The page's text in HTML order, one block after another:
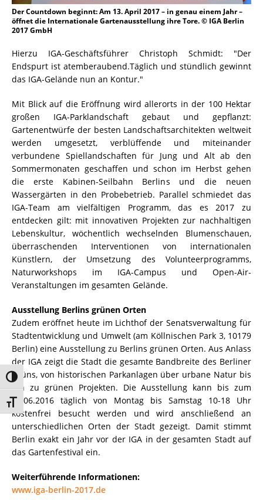
Umschalten auf hohe Kontraste
Schrift vergrößern
Der Countdown beginnt: Am 13. April 2017 – in genau einem Jahr –
öffnet die Internationale Gartenausstellung ihre Tore. © IGA Berlin
2017 GmbH
Hierzu IGA-Geschäftsführer Christoph Schmidt: "Der
Endspurt ist atemberaubend.Täglich und stündlich gewinnt
das IGA-Gelände nun an Kontur."
Mit Blick auf die Eröffnung wird allerorts in der 100 Hektar
großen IGA-Parklandschaft gebaut und gepflanzt:
Gartenentwürfe der besten Landschaftsarchitekten weltweit
werden umgesetzt, verblüffende und miteinander
verbundene Spiellandschaften für Jung und Alt ab den
Sommermonaten geschaffen und schon im Herbst gehen
die erste Kabinen-Seilbahn Berlins und die neuen
Wassergärten in den Probebetrieb. Parallel schmiedet das
IGA-Team am vielfältigen Programm, das es 2017 zu
entdecken gilt: mit innovativen Projekten zur nachhaltigen
Lebenskultur, wöchentlich wechselnden Blumenschauen,
überraschenden Interventionen von internationalen
Künstlern, der Umsetzung des Volunteerprogramms,
Naturworkshops im IGA-Campus und Open-Air-
Veranstaltungen im gesamten Gelände.
Ausstellung Berlins grünen Orten
Zudem eröffnet heute im Lichthof der Senatsverwaltung für
Stadtentwicklung und Umwelt (am Köllnischen Park 3, 10179
Berlin) eine Ausstellung zu Berlins grünen Orten. Aus Anlass
der IGA zeigt die Stadt die gesamte Bandbreite des Berliner
Grüns, von historischen Parkanlagen über urbane Natur bis
hin zu grünen Projekten. Die Ausstellung kann bis zum
23.06.2016 täglich von Montag bis Samstag 10-18 Uhr
kostenfrei besucht werden und wird anschließend an
unterschiedlichen Orten der Stadt gezeigt. Damit stimmt
Berlin exakt ein Jahr vor der IGA in der gesamten Stadt auf
das Gartenfestival ein.
Weiterführende Informationen:
www.iga-berlin-2017.de